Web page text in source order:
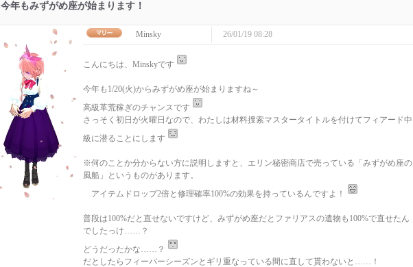
今年もみずがめ座が始まります！
Minsky 26/01/19 08:28
こんにちは、Minskyです
今年も1/20(火)からみずがめ座が始まりますね～
高級革荒稼ぎのチャンスです
さっそく初日が火曜日なので、わたしは材料捜索マスタータイトルを付けてフィアード中
級に潜ることにします
※何のことか分からない方に説明しますと、エリン秘密商店で売っている「みずがめ座の
風船」というものがあります。
アイテムドロップ2倍と修理確率100%の効果を持っているんですよ！
普段は100%だと直せないですけど、みずがめ座だとファリアスの遺物も100%で直せたん
でしたっけ……？
どうだったかな……？
だとしたらフィーバーシーズンとギリ重なっている間に直して貰わないと……！